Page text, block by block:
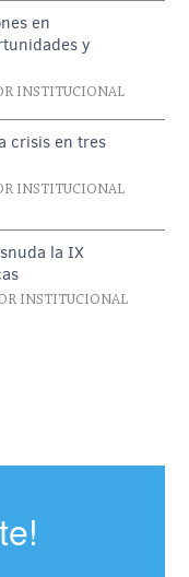
en
y
INSTITUCIONAL
crisis en tres
INSTITUCIONAL
la IX
INSTITUCIONAL